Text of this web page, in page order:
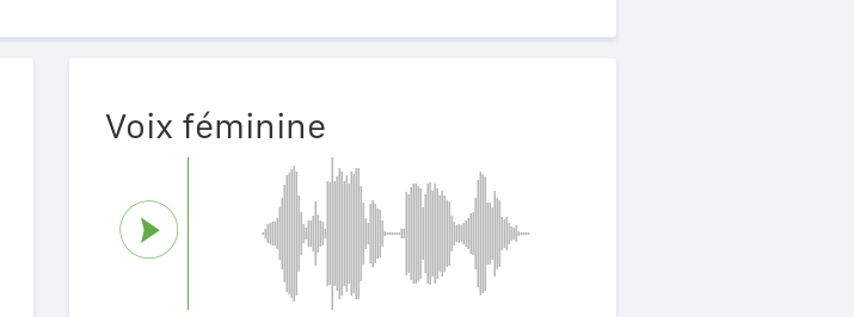
Voix féminine